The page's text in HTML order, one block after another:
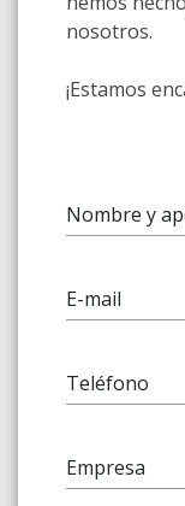
nosotros.
¡Estamos
Nombre y
E-mail
Teléfono
Empresa